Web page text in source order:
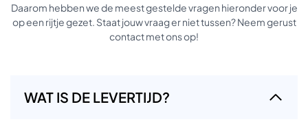
Daarom hebben we de meest gestelde vragen hieronder voor je
op een rijtje gezet. Staat jouw vraag er niet tussen? Neem gerust
contact met ons op!
WAT IS DE LEVERTIJD?